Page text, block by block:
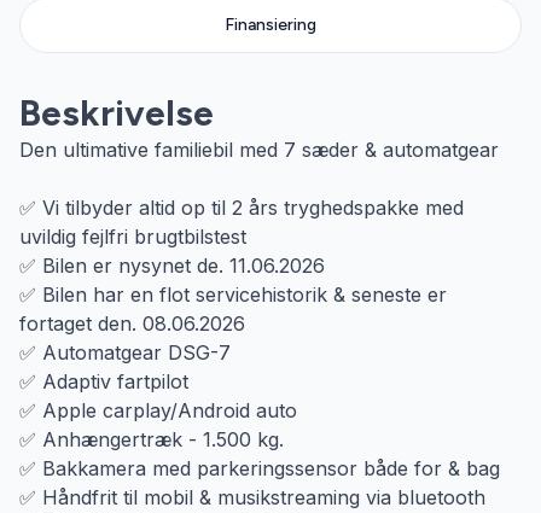
Finansiering
Beskrivelse
Den ultimative familiebil med 7 sæder & automatgear
✅ Vi tilbyder altid op til 2 års tryghedspakke med
uvildig fejlfri brugtbilstest
✅ Bilen er nysynet de. 11.06.2026
✅ Bilen har en flot servicehistorik & seneste er
fortaget den. 08.06.2026
✅ Automatgear DSG-7
✅ Adaptiv fartpilot
✅ Apple carplay/Android auto
✅ Anhængertræk - 1.500 kg.
✅ Bakkamera med parkeringssensor både for & bag
✅ Håndfrit til mobil & musikstreaming via bluetooth